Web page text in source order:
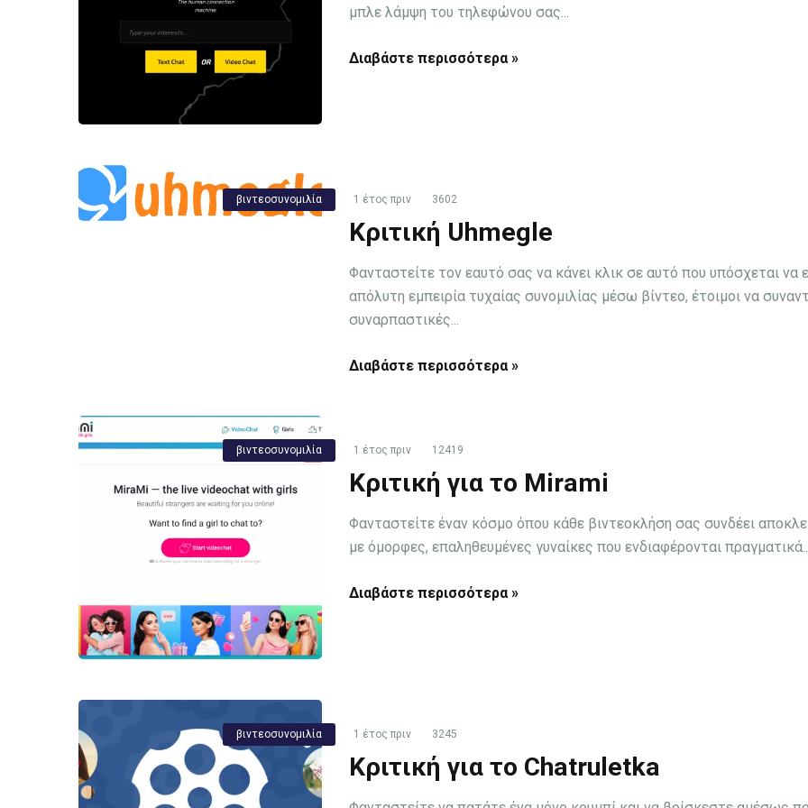
μπλε λάμψη του τηλεφώνου σας...
Διαβάστε περισσότερα »
βιντεοσυνομιλία 1 έτος πριν 3602
Κριτική Uhmegle
Φανταστείτε τον εαυτό σας να κάνει κλικ σε αυτό που υπόσχεται να
απόλυτη εμπειρία τυχαίας συνομιλίας μέσω βίντεο, έτοιμοι να
συναρπαστικές...
Διαβάστε περισσότερα »
βιντεοσυνομιλία 1 έτος πριν 12419
Κριτική για το Mirami
Φανταστείτε έναν κόσμο όπου κάθε βιντεοκλήση σας συνδέει
με όμορφες, επαληθευμένες γυναίκες που ενδιαφέρονται
Διαβάστε περισσότερα »
βιντεοσυνομιλία 1 έτος πριν 3245
Κριτική για το Chatruletka